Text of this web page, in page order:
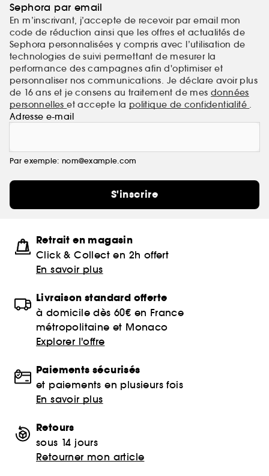
Sephora par email
En m’inscrivant, j’accepte de recevoir par email mon
code de réduction ainsi que les offres et actualités de
Sephora personnalisées y compris avec l’utilisation de
technologies de suivi permettant de mesurer la
performance des campagnes afin d'optimiser et
personnaliser nos communications. Je déclare avoir plus
de 16 ans et je consens au traitement de mes données
personnelleset accepte la politique de confidentialité .
Adresse e-mail
Par exemple: nom@example.com
S'inscrire
Retrait en magasin
Click & Collect en 2h offert
En savoir plus
Livraison standard offerte
à domicile dès 60€ en France
métropolitaine et Monaco
Explorer l'offre
Paiements sécurisés
et paiements en plusieurs fois
En savoir plus
Retours
sous 14 jours
Retourner mon article